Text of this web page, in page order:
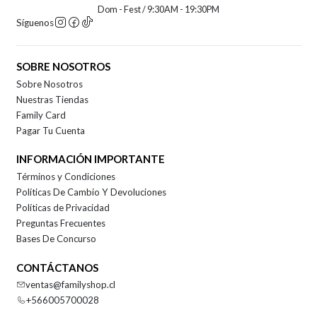
Dom - Fest / 9:30AM - 19:30PM
Síguenos
SOBRE NOSOTROS
Sobre Nosotros
Nuestras Tiendas
Family Card
Pagar Tu Cuenta
INFORMACIÓN IMPORTANTE
Términos y Condiciones
Políticas De Cambio Y Devoluciones
Políticas de Privacidad
Preguntas Frecuentes
Bases De Concurso
CONTÁCTANOS
ventas@familyshop.cl
+566005700028